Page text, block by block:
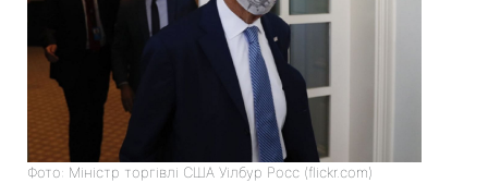
Фото: Міністр торгівлі США Уілбур Росс (flickr.com)